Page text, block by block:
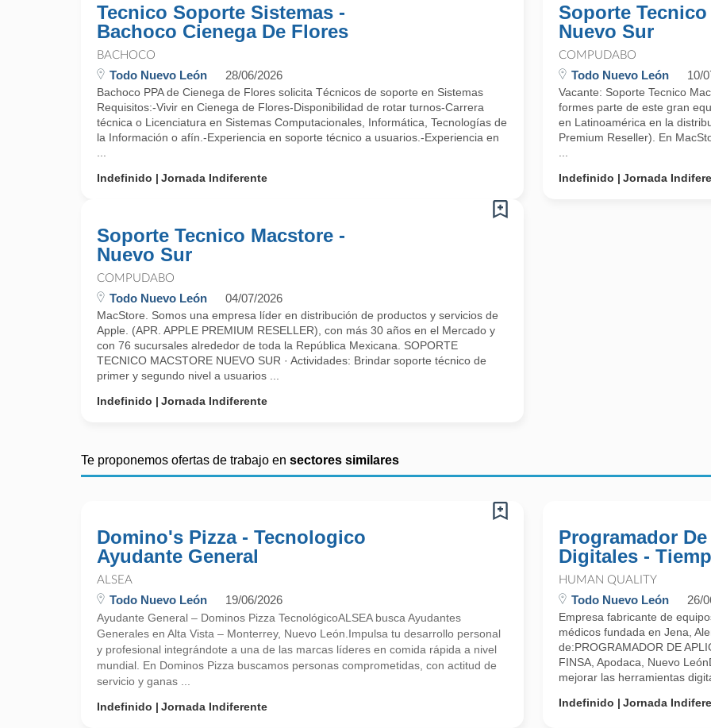
Tecnico Soporte Sistemas -
Bachoco Cienega De Flores
BACHOCO
Todo Nuevo León 28/06/2026
Bachoco PPA de Cienega de Flores solicita Técnicos de soporte en Sistemas
Requisitos:-Vivir en Cienega de Flores-Disponibilidad de rotar turnos-Carrera
técnica o Licenciatura en Sistemas Computacionales, Informática, Tecnologías de
la Información o afín.-Experiencia en soporte técnico a usuarios.-Experiencia en
Indefinido
Jornada Indiferente
Soporte
Nuevo Sur
COMPUDABO
Todo Nuevo León 10/
Vacante: Soporte Tecnico
formes parte de este gran
en Latinoamérica en la
Premium Reseller). En
Indefinido
Jornada
Soporte Tecnico Macstore -
Nuevo Sur
COMPUDABO
Todo Nuevo León 04/07/2026
MacStore. Somos una empresa líder en distribución de productos y servicios de
Apple. (APR. APPLE PREMIUM RESELLER), con más 30 años en el Mercado y
con 76 sucursales alrededor de toda la República Mexicana. SOPORTE
TECNICO MACSTORE NUEVO SUR · Actividades: Brindar soporte técnico de
primer y segundo nivel a usuarios ...
Indefinido
Jornada Indiferente
Te proponemos ofertas de trabajo en sectores similares
Domino's Pizza - Tecnologico
Ayudante General
ALSEA
Todo Nuevo León 19/06/2026
Ayudante General – Dominos Pizza TecnológicoALSEA busca Ayudantes
Generales en Alta Vista – Monterrey, Nuevo León.Impulsa tu desarrollo personal
y profesional integrándote a una de las marcas líderes en comida rápida a nivel
mundial. En Dominos Pizza buscamos personas comprometidas, con actitud de
servicio y ganas ...
Indefinido
Jornada Indiferente
Programador
Digitales -
HUMAN QUALITY
Todo Nuevo León 26/
Empresa fabricante de
médicos fundada en Jena,
de:PROGRAMADOR DE
FINSA, Apodaca, Nuevo
mejorar las herramientas
Indefinido
Jornada